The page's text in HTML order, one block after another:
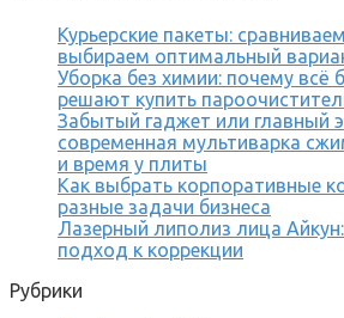
Курьерские пакеты:
выбираем оптимальный
Уборка без химии: почему всё
решают купить
Забытый гаджет или главный
современная мультиварка
и время у плиты
Как выбрать корпоративные
разные задачи бизнеса
Лазерный липолиз лица
подход к коррекции
Рубрики